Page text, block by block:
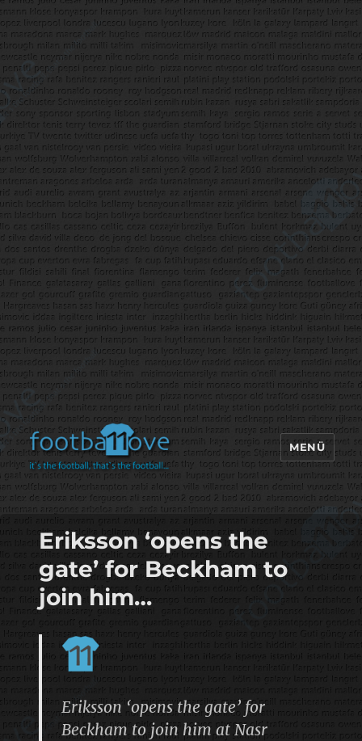
footbaLLove
MENÜ
Eriksson ‘opens the
gate’ for Beckham to
join him…
Eriksson ‘opens the gate’ for
Beckham to join him at Nasr